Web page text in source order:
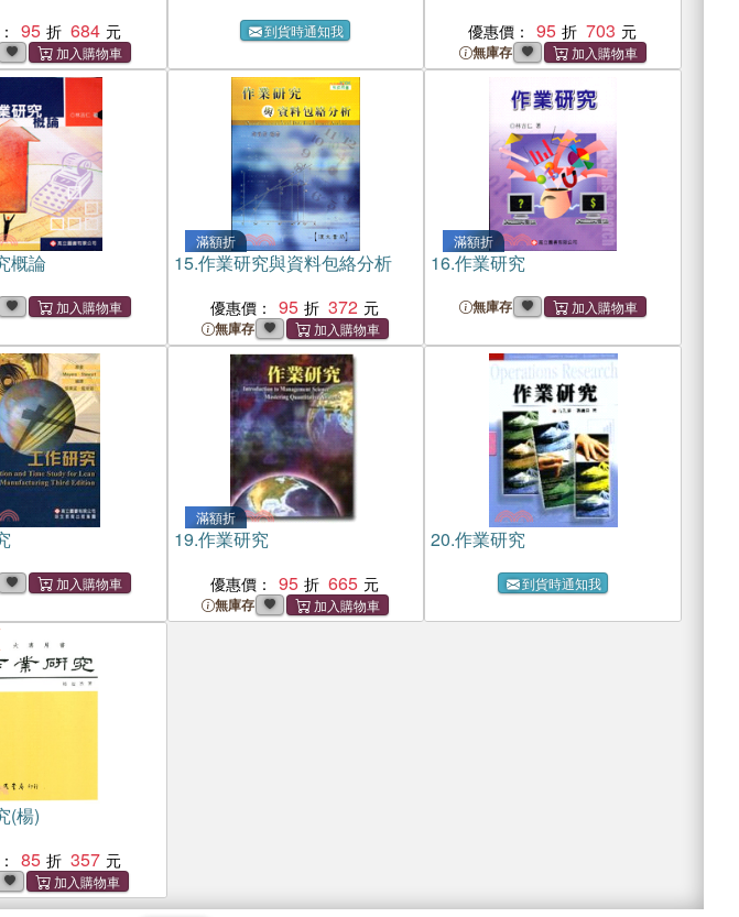
95 684 到貨時通知我 優惠價： 95 703
無庫存
概論
滿額折
15.作業研究與資料包絡分析
優惠價： 95 372
無庫存
滿額折
16.作業研究
無庫存
滿額折
19.作業研究
優惠價： 95 665
無庫存
20.作業研究
到貨時通知我
(楊)
85 357